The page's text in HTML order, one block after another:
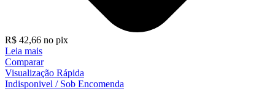
R$ 42,66 no pix
Leia mais
Comparar
Visualização Rápida
Indisponivel / Sob Encomenda